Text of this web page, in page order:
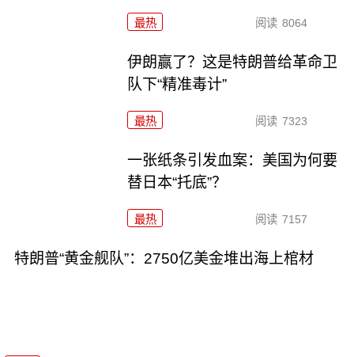
最热 阅读 8064
伊朗赢了？这是特朗普给革命卫
队下“精准毒计”
最热 阅读 7323
一张纸条引发血案：美国为何要
替日本“托底”？
最热 阅读 7157
特朗普“黄金舰队”：2750亿美金堆出海上棺材